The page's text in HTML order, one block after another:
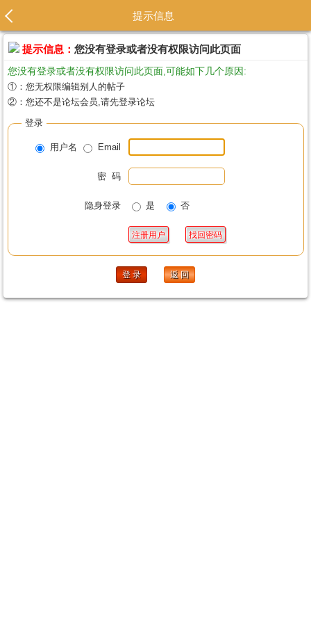
提示信息
提示信息： 您没有登录或者没有权限访问此页面
您没有登录或者没有权限访问此页面,可能如下几个原因:
①：您无权限编辑别人的帖子
②：您还不是论坛会员,请先登录论坛
登录
用户名 Email
密 码
隐身登录 是 否